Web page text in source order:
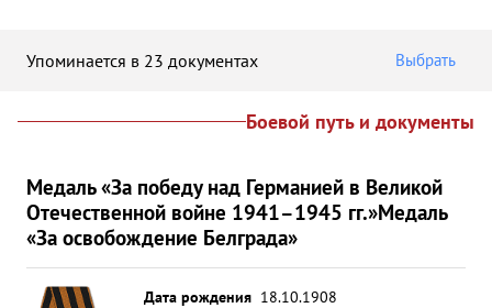
Упоминается в 23 документах Выбрать
Боевой путь и документы
Медаль «За победу над Германией в Великой
Отечественной войне 1941–1945 гг.»Медаль
«За освобождение Белграда»
Дата рождения 18.10.1908